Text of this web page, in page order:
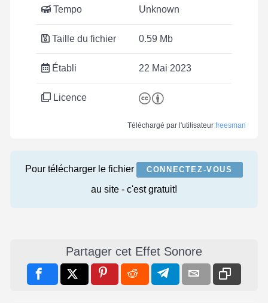
Tempo Unknown
Taille du fichier 0.59 Mb
Établi 22 Mai 2023
Licence
Téléchargé par l'utilisateur freesman
Pour télécharger le fichier CONNECTEZ-VOUS
au site - c'est gratuit!
Partager cet Effet Sonore